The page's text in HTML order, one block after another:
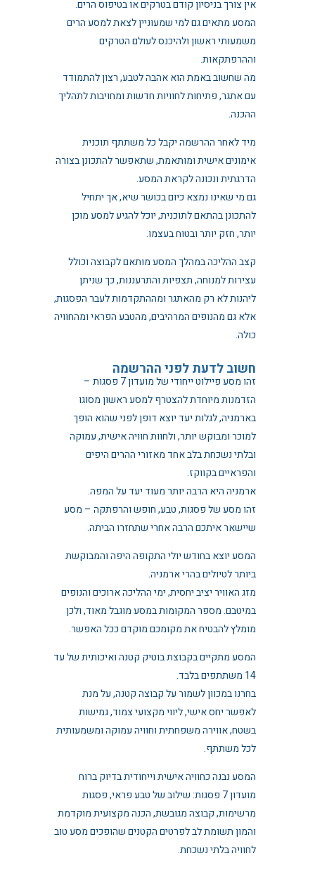
אין צורך בניסיון קודם בטרקים או בטיפוס הרים.
המסע מתאים גם למי שמעוניין לצאת למסע הרים
משמעותי ראשון ולהיכנס לעולם הטרקים
וההרפתקאות.
מה שחשוב באמת הוא אהבה לטבע, רצון להתמודד
עם אתגר, פתיחות לחוויות חדשות ומחויבות לתהליך
ההכנה.
מיד לאחר ההרשמה יקבל כל משתתף תוכנית
אימונים אישית ומותאמת, שתאפשר להתכונן בצורה
הדרגתית ונכונה לקראת המסע.
גם מי שאינו נמצא כיום בכושר שיא, אך יתחיל
להתכונן בהתאם לתוכנית, יוכל להגיע למסע מוכן
יותר, חזק יותר ובטוח בעצמו.
קצב ההליכה במהלך המסע מותאם לקבוצה וכולל
עצירות למנוחה, תצפיות והתרעננות, כך שניתן
ליהנות לא רק מהאתגר ומההתקדמות לעבר הפסגות,
אלא גם מהנופים המרהיבים, מהטבע הפראי ומהחוויה
כולה.
חשוב לדעת לפני ההרשמה
זהו מסע פיילוט ייחודי של מועדון 7 פסגות –
הזדמנות מיוחדת להצטרף למסע ראשון מסוגו
בארמניה, לגלות יעד יוצא דופן לפני שהוא הופך
למוכר ומבוקש יותר, ולחוות חוויה אישית, עמוקה
ובלתי נשכחת בלב אחד מאזורי ההרים היפים
והפראיים בקווקז.
ארמניה היא הרבה יותר מעוד יעד על המפה.
זהו מסע של פסגות, טבע, חופש והרפתקה – מסע
שיישאר איתכם הרבה אחרי שתחזרו הביתה.
המסע יוצא בחודש יולי התקופה היפה והמבוקשת
ביותר לטיולים בהרי ארמניה.
מזג האוויר יציב יחסית, ימי ההליכה ארוכים והנופים
במיטבם. מספר המקומות במסע מוגבל מאוד, ולכן
מומלץ להבטיח את מקומכם מוקדם ככל האפשר.
המסע מתקיים בקבוצת בוטיק קטנה ואיכותית של עד
14 משתתפים בלבד.
בחרנו במכוון לשמור על קבוצה קטנה, על מנת
לאפשר יחס אישי, ליווי מקצועי צמוד, גמישות
בשטח, אווירה משפחתית וחוויה עמוקה ומשמעותית
לכל משתתף.
המסע נבנה כחוויה אישית וייחודית בדיוק ברוח
מועדון 7 פסגות: שילוב של טבע פראי, פסגות
מרשימות, קבוצה מגובשת, הכנה מקצועית מוקדמת
והמון תשומת לב לפרטים הקטנים שהופכים מסע טוב
לחוויה בלתי נשכחת.